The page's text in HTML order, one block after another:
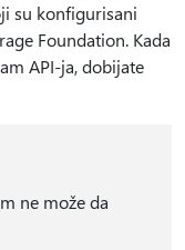
su konfigurisani
Foundation. Kada
API-ja, dobijate
ne može da